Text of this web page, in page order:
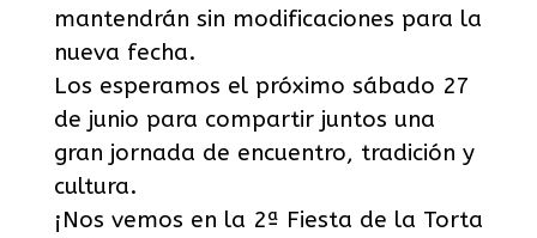
mantendrán sin modificaciones para la
nueva fecha.
Los esperamos el próximo sábado 27
de junio para compartir juntos una
gran jornada de encuentro, tradición y
cultura.
¡Nos vemos en la 2ª Fiesta de la Torta